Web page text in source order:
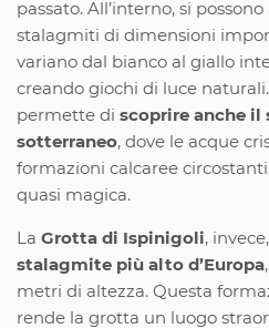
passato. All’interno, si
stalagmiti di dimensioni
variano dal bianco al giallo
creando giochi di luce
permette di scoprire anche
sotterraneo, dove le acque
formazioni calcaree
quasi magica.
La Grotta di Ispinigoli,
stalagmite più alto d’Europa
metri di altezza. Questa
rende la grotta un luogo